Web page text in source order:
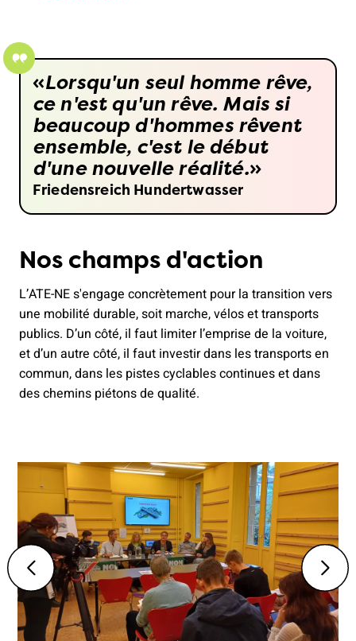
Lorsqu'un seul homme rêve,
ce n'est qu'un rêve. Mais si
beaucoup d'hommes rêvent
ensemble, c'est le début
d'une nouvelle réalité.
Friedensreich Hundertwasser
Nos champs d'action
L’ATE-NE s'engage concrètement pour la transition vers
une mobilité durable, soit marche, vélos et transports
publics. D’un côté, il faut limiter l’emprise de la voiture,
et d’un autre côté, il faut investir dans les transports en
commun, dans les pistes cyclables continues et dans
des chemins piétons de qualité.